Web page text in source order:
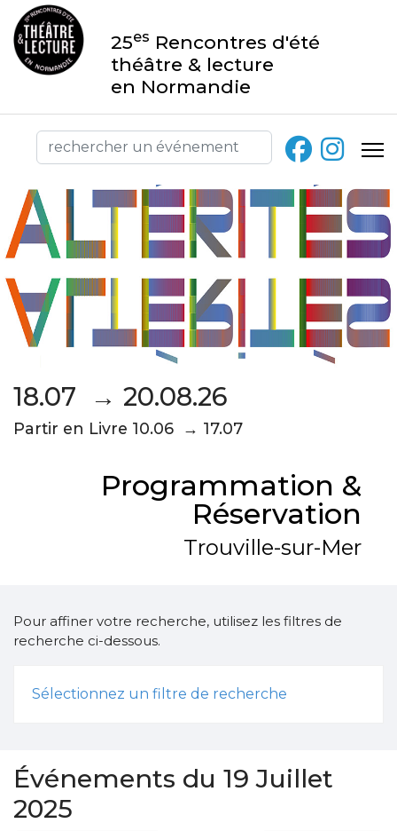
25es Rencontres d'été
théâtre & lecture
en Normandie
18.07 → 20.08.26
Partir en Livre 10.06 → 17.07
Programmation &
Réservation
Trouville-sur-Mer
Pour affiner votre recherche, utilisez les filtres de
recherche ci-dessous.
Sélectionnez un filtre de recherche
Événements du 19 Juillet
2025